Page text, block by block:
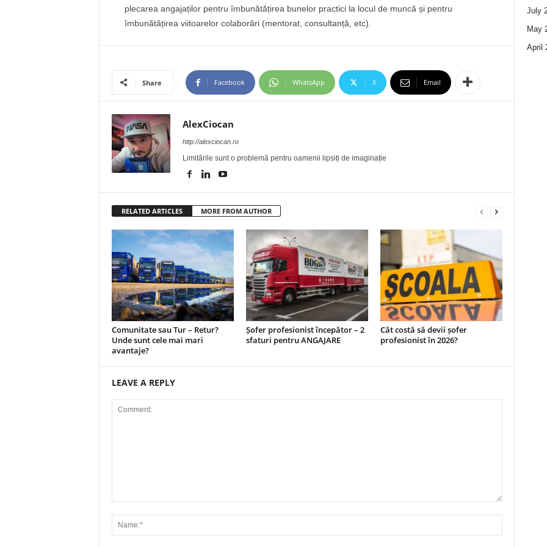
plecarea angajaților pentru îmbunătățirea bunelor practici la locul de muncă și pentru
îmbunătățirea viitoarelor colaborări (mentorat, consultanță, etc).
Share Facebook WhatsApp X Email
AlexCiocan
http://alexciocan.ro
Limitările sunt o problemă pentru oamenii lipsiți de imaginație
RELATED ARTICLES MORE FROM AUTHOR
Comunitate sau Tur – Retur?
Unde sunt cele mai mari
avantaje?
Șofer profesionist începător – 2
sfaturi pentru ANGAJARE
Cât costă să devii șofer
profesionist în 2026?
LEAVE A REPLY
July
May
April